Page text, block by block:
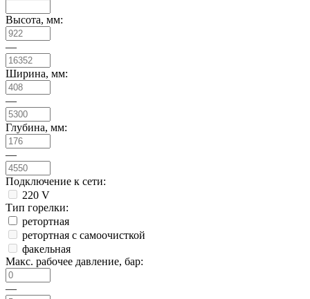
Высота, мм:
—
Ширина, мм:
—
Глубина, мм:
—
Подключение к сети:
220 V
Тип горелки:
ретортная
ретортная с самоочисткой
факельная
Макс. рабочее давление, бар:
—